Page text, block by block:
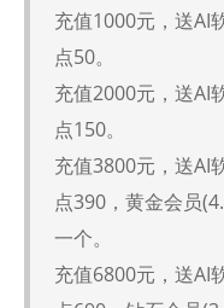
充值1000元，送AI
点50。
充值2000元，送AI
点150。
充值3800元，送AI
点390，黄金会员
一个。
充值6800元，送AI